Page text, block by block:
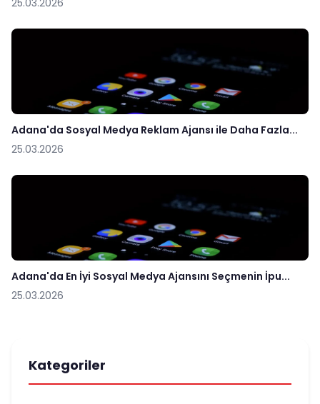
25.03.2026
Adana'da Sosyal Medya Reklam Ajansı ile Daha Fazla...
25.03.2026
Adana'da En İyi Sosyal Medya Ajansını Seçmenin İpu...
25.03.2026
Kategoriler